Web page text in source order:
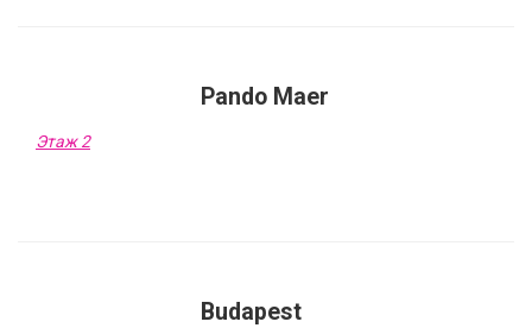
Pando Maer
Этаж 2
Budapest